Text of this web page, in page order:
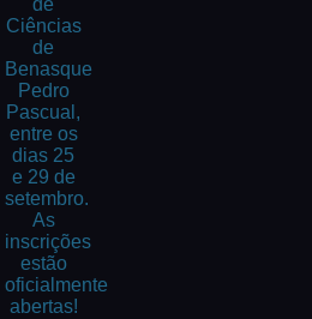
de
Ciências
de
Benasque
Pedro
Pascual,
entre os
dias 25
e 29 de
setembro.
As
inscrições
estão
oficialmente
abertas!